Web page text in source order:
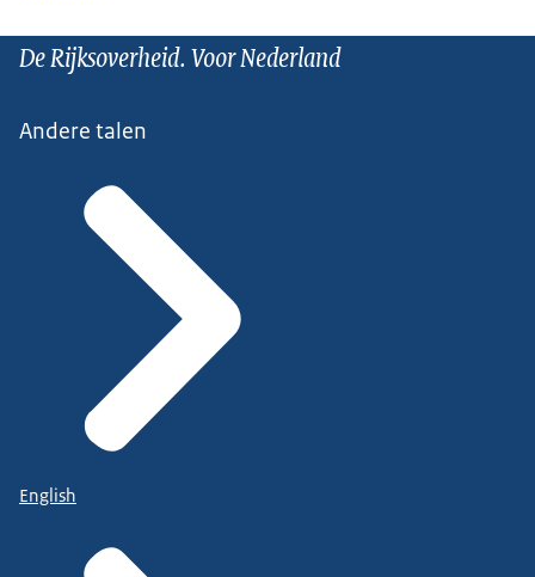
De Rijksoverheid. Voor Nederland
Andere talen
English